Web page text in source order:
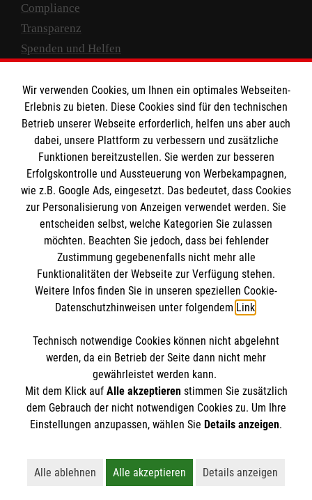
Compliance
Transparenz
Spenden und Helfen
Empfänger: Malteser Hilfsdienst e.V.
IBAN: DE10 3706 0120 1201 2000 12
BIC: GENODED 1PA7
Newsletter abonnieren
Cookies verwalten|AGB|Impressum|Datenschutz
Barrierefreiheit |Kontakt| Sharepoint|Mediathek
Wir verwenden Cookies, um Ihnen ein optimales Webseiten-
Erlebnis zu bieten. Diese Cookies sind für den technischen
Betrieb unserer Webseite erforderlich, helfen uns aber auch
dabei, unsere Plattform zu verbessern und zusätzliche
Funktionen bereitzustellen. Sie werden zur besseren
Erfolgskontrolle und Aussteuerung von Werbekampagnen,
wie z.B. Google Ads, eingesetzt. Das bedeutet, dass Cookies
zur Personalisierung von Anzeigen verwendet werden. Sie
entscheiden selbst, welche Kategorien Sie zulassen
möchten. Beachten Sie jedoch, dass bei fehlender
Zustimmung gegebenenfalls nicht mehr alle
Funktionalitäten der Webseite zur Verfügung stehen.
Weitere Infos finden Sie in unseren speziellen Cookie-
Datenschutzhinweisen unter folgendem Link.
Technisch notwendige Cookies können nicht abgelehnt
werden, da ein Betrieb der Seite dann nicht mehr
gewährleistet werden kann.
Mit dem Klick auf Alle akzeptierenstimmen Sie zusätzlich
dem Gebrauch der nicht notwendigen Cookies zu. Um Ihre
Einstellungen anzupassen, wählen Sie Details anzeigen.
Alle ablehnen
Lehnt alle nicht-essentiellen Cookies ab
Alle akzeptieren
Akzeptiert alle Cookies
Details anzeigen